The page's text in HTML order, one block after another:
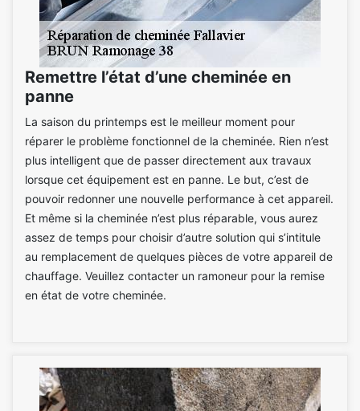
Remettre l’état d’une cheminée en
panne
La saison du printemps est le meilleur moment pour
réparer le problème fonctionnel de la cheminée. Rien n’est
plus intelligent que de passer directement aux travaux
lorsque cet équipement est en panne. Le but, c’est de
pouvoir redonner une nouvelle performance à cet appareil.
Et même si la cheminée n’est plus réparable, vous aurez
assez de temps pour choisir d’autre solution qui s’intitule
au remplacement de quelques pièces de votre appareil de
chauffage. Veuillez contacter un ramoneur pour la remise
en état de votre cheminée.